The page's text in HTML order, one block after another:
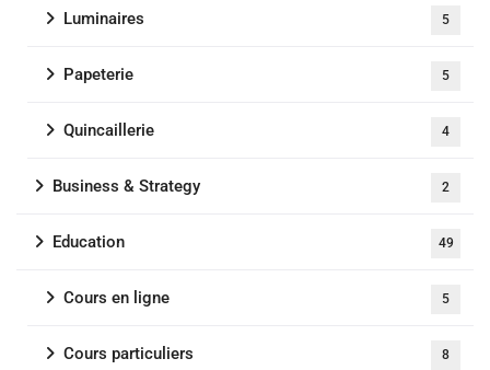
Luminaires 5
Papeterie 5
Quincaillerie 4
Business & Strategy 2
Education 49
Cours en ligne 5
Cours particuliers 8